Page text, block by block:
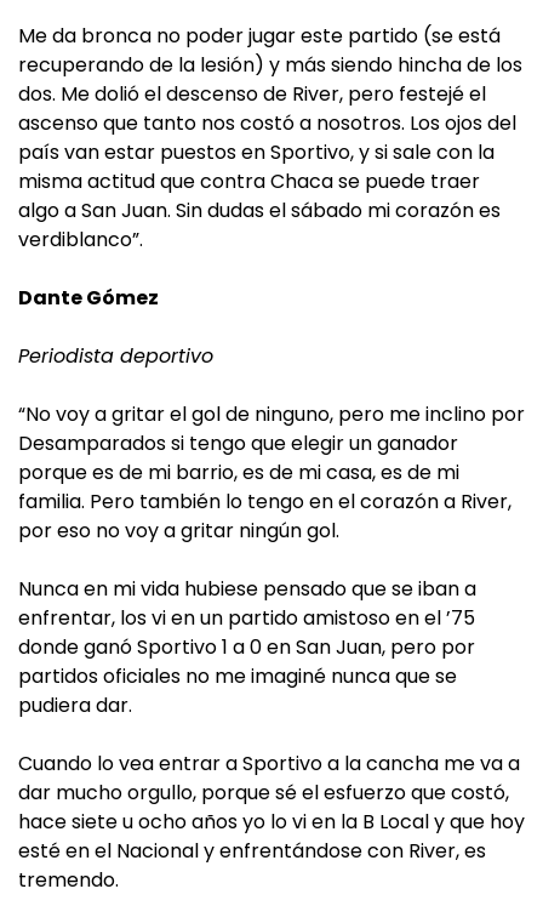
Me da bronca no poder jugar este partido (se está
recuperando de la lesión) y más siendo hincha de los
dos. Me dolió el descenso de River, pero festejé el
ascenso que tanto nos costó a nosotros. Los ojos del
país van estar puestos en Sportivo, y si sale con la
misma actitud que contra Chaca se puede traer
algo a San Juan. Sin dudas el sábado mi corazón es
verdiblanco”.
Dante Gómez
Periodista deportivo
“No voy a gritar el gol de ninguno, pero me inclino por
Desamparados si tengo que elegir un ganador
porque es de mi barrio, es de mi casa, es de mi
familia. Pero también lo tengo en el corazón a River,
por eso no voy a gritar ningún gol.
Nunca en mi vida hubiese pensado que se iban a
enfrentar, los vi en un partido amistoso en el ’75
donde ganó Sportivo 1 a 0 en San Juan, pero por
partidos oficiales no me imaginé nunca que se
pudiera dar.
Cuando lo vea entrar a Sportivo a la cancha me va a
dar mucho orgullo, porque sé el esfuerzo que costó,
hace siete u ocho años yo lo vi en la B Local y que hoy
esté en el Nacional y enfrentándose con River, es
tremendo.